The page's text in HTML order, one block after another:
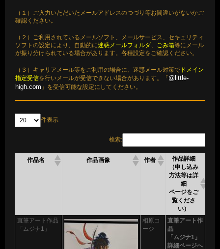
（１）ご入力いただいたメールアドレスのつづり等お間違いがないかご
確認ください。
（２）ご利用されているメールソフト、メールサービス、セキュリティ
ソフトの設定により、自動的に迷惑メールフォルダ、 ごみ箱等にメール
が振り分けられている場合があります。各種設定をご確認ください。
（３）キャリアメール等をご利用の場合に、迷惑メール対策で ドメイン
指定受信を行いメールが受信できない場合があります。「 @little-
high.com 」を受信可能な設定にしてください。
件表示
検索:
作品名 作品画像 作者
作品詳細
（申し込み
方法等は詳
細
ページをご
覧くださ
い）
直筆アート作品
「ムジナ1」
相原コ
ージ
直筆アート作
品
「ムジナ1」
詳細ページへ